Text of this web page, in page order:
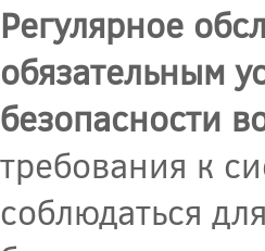
Регулярное
обязательным
безопасности
требования к
соблюдаться